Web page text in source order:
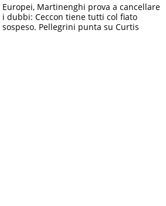
Europei, Martinenghi prova a cancellare
i dubbi: Ceccon tiene tutti col fiato
sospeso. Pellegrini punta su Curtis